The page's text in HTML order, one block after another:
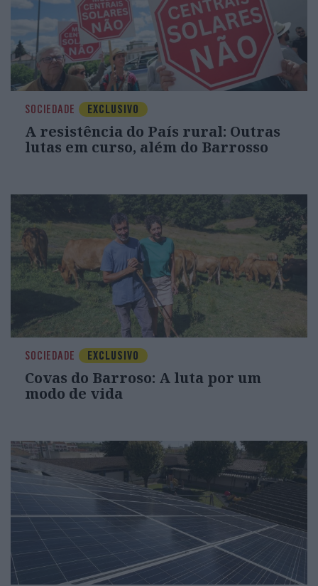
SOCIEDADE EXCLUSIVO
A resistência do País rural: Outras
lutas em curso, além do Barrosso
SOCIEDADE EXCLUSIVO
Covas do Barroso: A luta por um
modo de vida